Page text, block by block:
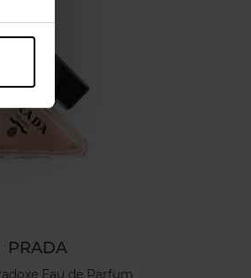
PRADA
Eau de Parfum